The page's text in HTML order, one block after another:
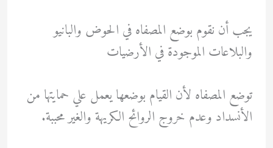
يجب أن نقوم بوضع المصفاه في الحوض والبانيو
والبلاعات الموجودة في الأرضيات
توضع المصفاه لأن القيام بوضعها يعمل علي حمايتها من
الأنسداد وعدم خروج الروائح الكريهة والغير محببة.